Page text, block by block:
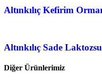
Altınkılıç Kefirim
Altınkılıç Sade
Diğer Ürünlerimiz